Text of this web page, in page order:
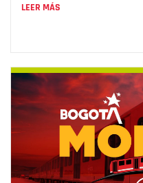
LEER MÁS